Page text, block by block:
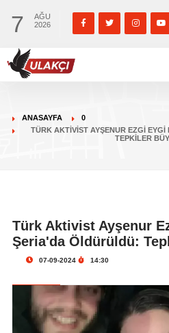
7
AĞU
2026
ANASAYFA
0
TÜRK AKTIVIST AYŞENUR EZGI
TEPKILER
Türk Aktivist Ayşenur
Şeria'da Öldürüldü:
07-09-2024 14:30